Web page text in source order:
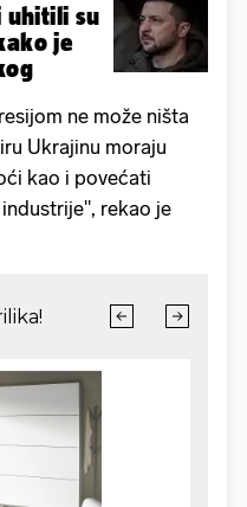
uhitili su
je
ne može ništa
Ukrajinu moraju
kao i povećati
rekao je